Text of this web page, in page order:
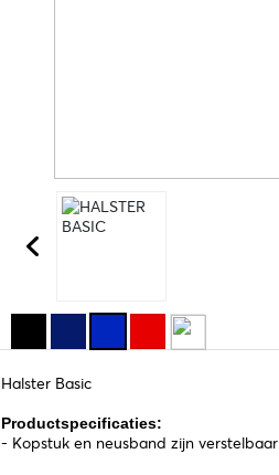
Halster Basic
Productspecificaties:
- Kopstuk en neusband zijn verstelbaar